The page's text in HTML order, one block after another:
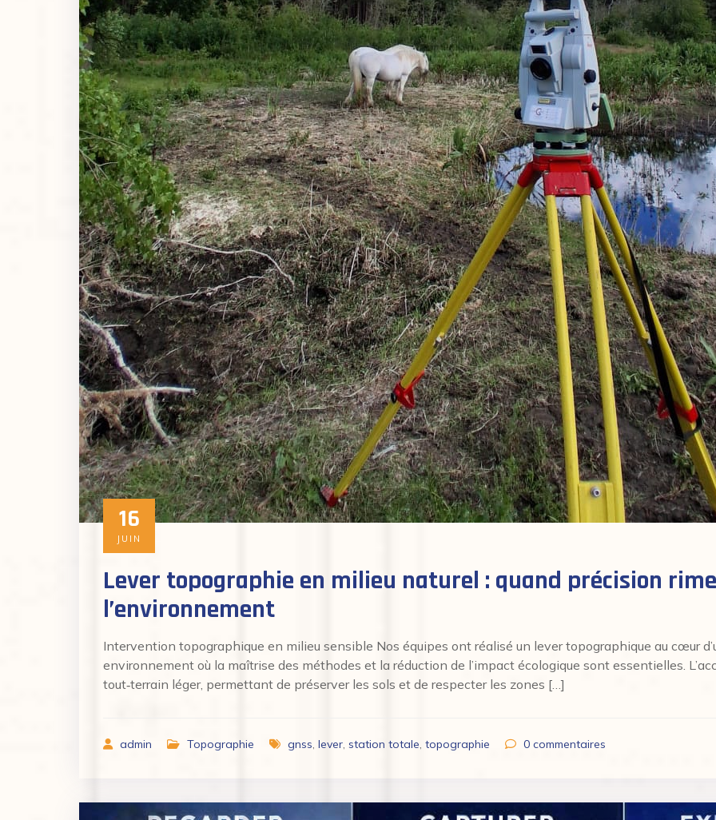
16
JUIN
Lever topographie en milieu naturel : quand précision
l’environnement
Intervention topographique en milieu sensible Nos équipes ont réalisé un lever topographique au cœur
environnement où la maîtrise des méthodes et la réduction de l’impact écologique sont essentielles.
tout‑terrain léger, permettant de préserver les sols et de respecter les zones […]
admin Topographie gnss, lever, station totale, topographie 0 commentaires